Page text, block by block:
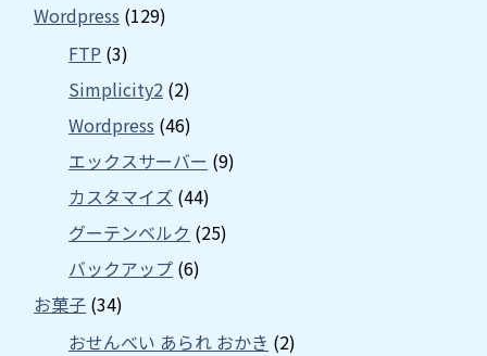
Wordpress (129)
FTP (3)
Simplicity2 (2)
Wordpress (46)
エックスサーバー (9)
カスタマイズ (44)
グーテンベルク (25)
バックアップ (6)
お菓子 (34)
おせんべい あられ おかき (2)